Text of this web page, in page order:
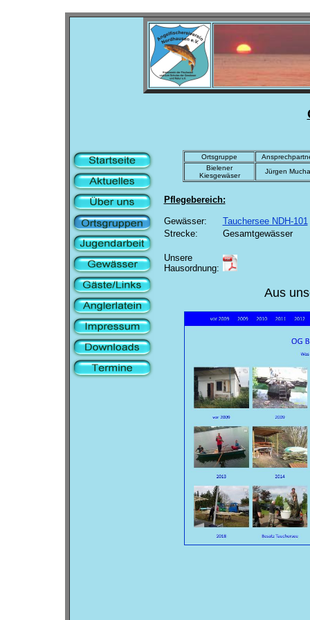
Ortsgruppe
Bielener
Kiesgewäser
Jürgen Mucha
Pflegebereich:
Gewässer:
Tauchersee NDH-101
Strecke:
Gesamtgewässer
Unsere
Hausordnung:
Aus